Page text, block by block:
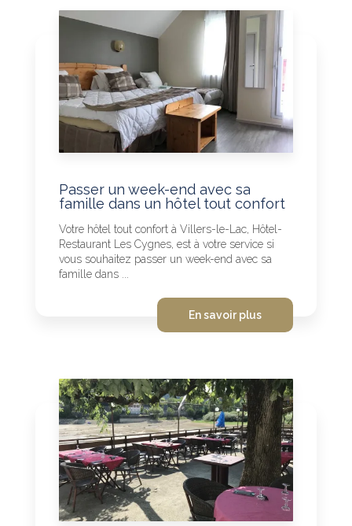
Passer un week-end avec sa
famille dans un hôtel tout confort
Votre hôtel tout confort à Villers-le-Lac, Hôtel-
Restaurant Les Cygnes, est à votre service si
vous souhaitez passer un week-end avec sa
famille dans ...
En savoir plus